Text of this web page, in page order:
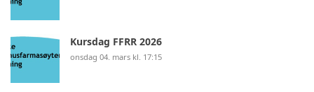
Kursdag FFRR 2026
onsdag 04. mars kl. 17:15